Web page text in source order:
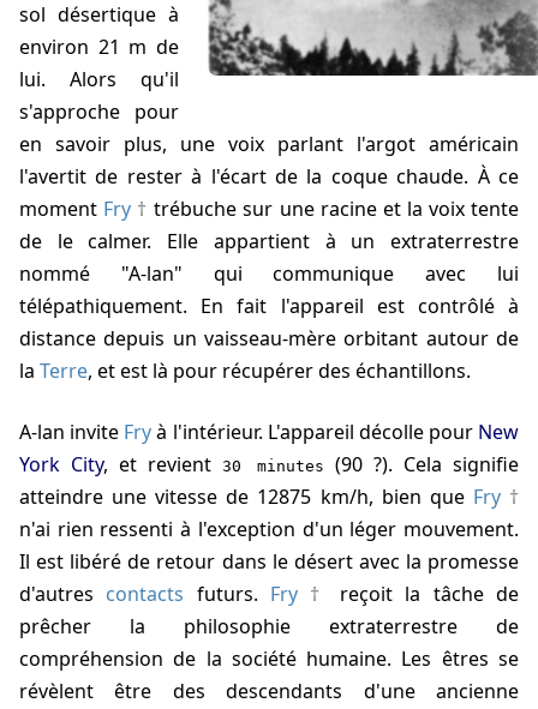
sol désertique à
environ 21 m de
lui. Alors qu'il
s'approche pour
en savoir plus, une voix parlant l'argot américain
l'avertit de rester à l'écart de la coque chaude. À ce
moment Fry
trébuche sur une racine et la voix tente
de le calmer. Elle appartient à un extraterrestre
nommé "A-lan" qui communique avec lui
télépathiquement. En fait l'appareil est contrôlé à
distance depuis un vaisseau-mère orbitant autour de
la Terre, et est là pour récupérer des échantillons.
A-lan invite Fryà l'intérieur. L'appareil décolle pour New
York City, et revient 30 minutes (90 ?). Cela signifie
atteindre une vitesse de 12875 km/h, bien que Fry
n'ai rien ressenti à l'exception d'un léger mouvement.
Il est libéré de retour dans le désert avec la promesse
d'autres contacts futurs. Fry
reçoit la tâche de
prêcher la philosophie extraterrestre de
compréhension de la société humaine. Les êtres se
révèlent être des descendants d'une ancienne